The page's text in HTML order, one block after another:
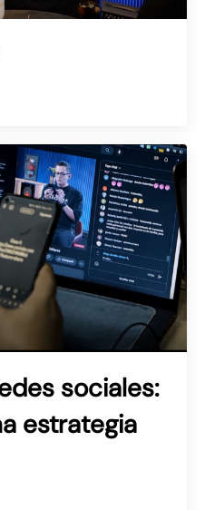
sociales:
estrategia